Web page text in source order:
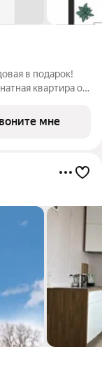
в подарок!
квартира от
районе Перми
мне